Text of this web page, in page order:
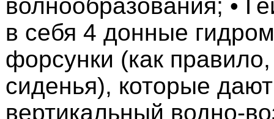
волнообразования; •
в себя 4 донные
форсунки (как
сиденья), которые
вертикальный водно-